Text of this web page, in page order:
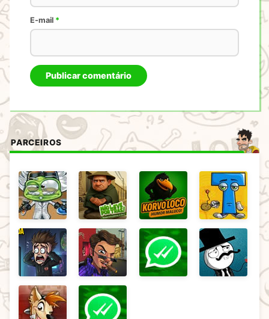
E-mail *
PARCEIROS